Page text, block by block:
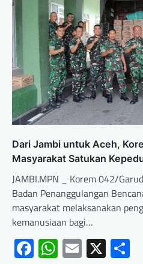
Dari Jambi untuk Aceh,
Masyarakat Satukan
JAMBI.MPN _ Korem 042/
Badan Penanggulangan
masyarakat melaksanakan
kemanusiaan bagi…
Facebook
WhatsApp
Email
X